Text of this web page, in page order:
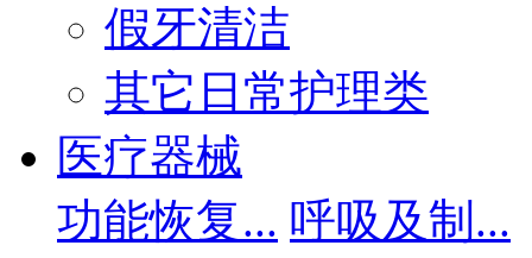
假牙清洁
其它日常护理类
医疗器械
功能恢复... 呼吸及制...